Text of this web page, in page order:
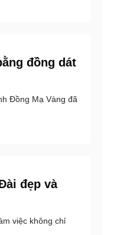
đồng dát
Đồng Mạ Vàng đã
đẹp và
việc không chỉ